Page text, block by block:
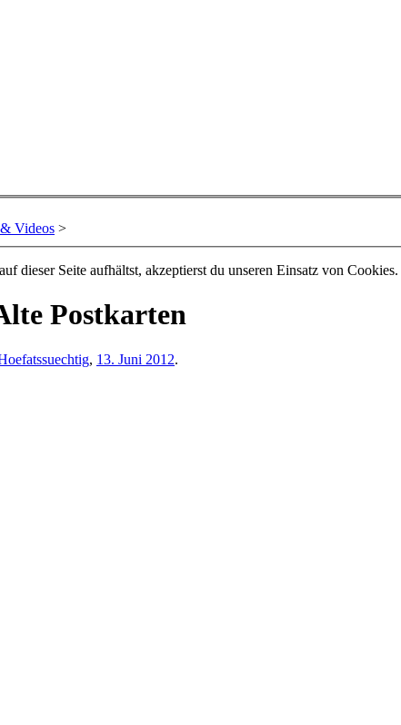
Videos >
dieser Seite aufhältst, akzeptierst du unseren Einsatz von Cookies.
Postkarten
, 13. Juni 2012.